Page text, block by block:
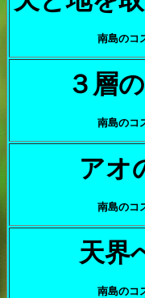
南島のコ
３層
南島のコ
アオ
南島のコ
天界
南島のコ